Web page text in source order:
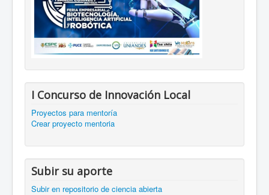
I Concurso de Innovación Local
Proyectos para mentoría
Crear proyecto mentoria
Subir su aporte
Subir en repositorio de ciencia abierta